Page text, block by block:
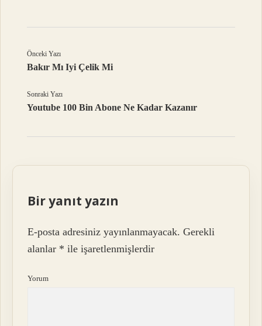
Önceki Yazı
Bakır Mı Iyi Çelik Mi
Sonraki Yazı
Youtube 100 Bin Abone Ne Kadar Kazanır
Bir yanıt yazın
E-posta adresiniz yayınlanmayacak. Gerekli
alanlar * ile işaretlenmişlerdir
Yorum